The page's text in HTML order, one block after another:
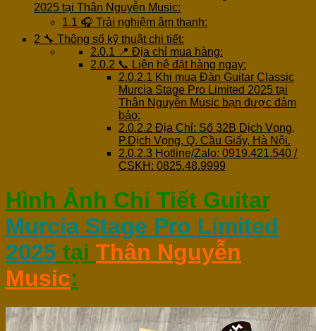
2025 tại Thân Nguyễn Music:
1.1 🎧 Trải nghiệm âm thanh:
2 🔧 Thông số kỹ thuật chi tiết:
2.0.1 📍 Địa chỉ mua hàng:
2.0.2 📞 Liên hệ đặt hàng ngay:
2.0.2.1 Khi mua Đàn Guitar Classic
Murcia Stage Pro Limited 2025 tại
Thân Nguyễn Music bạn được đảm
bảo:
2.0.2.2 Địa Chỉ: Số 32B Dịch Vọng,
P.Dịch Vọng, Q. Cầu Giấy, Hà Nội.
2.0.2.3 Hotline/Zalo: 0919.421.540 /
CSKH: 0825.48.9999
Hình Ảnh Chi Tiết Guitar
Murcia Stage Pro Limited
2025 tại Thân Nguyễn
Music: